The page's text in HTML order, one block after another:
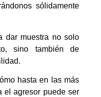
sólidamente
dar muestra no solo
sino también de
hasta en las más
el agresor puede ser